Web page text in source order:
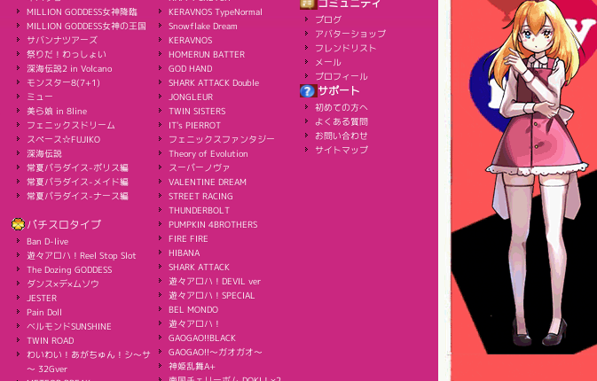
MILLION GODDESS女神降臨
MILLION GODDESS女神の王国
サバンナツアーズ
祭りだ！わっしょい
深海伝説2 in Volcano
モンスター8(7+1)
ミュー
美ら娘 in 8line
フェニックスドリーム
スペース☆FUJIKO
深海伝説
常夏パラダイス-ポリス編
常夏パラダイス-メイド編
常夏パラダイス-ナース編
パチスロタイプ
Ban D-live
遊々アロハ！Reel Stop Slot
The Dozing GODDESS
ダンス×デ×ムソウ
JESTER
Pain Doll
ベルモンドSUNSHINE
TWIN ROAD
わいわい！あがちゅん！シ～サ
～ 32Gver
KERAVNOS TypeNormal
Snowflake Dream
KERAVNOS
HOMERUN BATTER
GOD HAND
SHARK ATTACK Double
JONGLEUR
TWIN SISTERS
IT's PIERROT
フェニックスファンタジー
Theory of Evolution
スーパーノヴァ
VALENTINE DREAM
STREET RACING
THUNDERBOLT
PUMPKIN 4BROTHERS
FIRE FIRE
HIBANA
SHARK ATTACK
遊々アロハ！DEVIL ver
遊々アロハ！SPECIAL
BEL MONDO
遊々アロハ！
GAOGAO!!BLACK
GAOGAO!!～ガオガオ～
神姫乱舞A+
コミュニティ
ブログ
アバターショップ
フレンドリスト
メール
プロフィール
サポート
初めての方へ
よくある質問
お問い合わせ
サイトマップ